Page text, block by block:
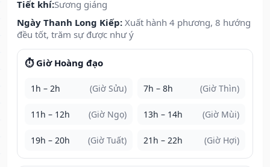
Tiết khí:Sương giáng
Ngày Thanh Long Kiếp: Xuất hành 4 phương, 8 hướng
đều tốt, trăm sự được như ý
⏱️ Giờ Hoàng đạo
1h – 2h (Giờ Sửu) 7h – 8h (Giờ Thìn)
11h – 12h (Giờ Ngọ) 13h – 14h (Giờ Mùi)
19h – 20h (Giờ Tuất) 21h – 22h (Giờ Hợi)